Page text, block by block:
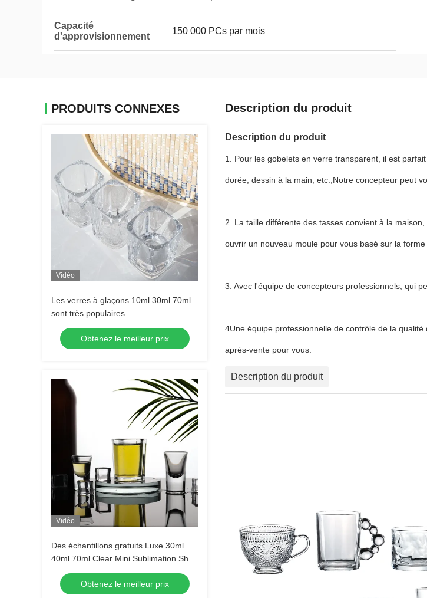
Capacité
d'approvisionnement
150 000 PCs par mois
PRODUITS CONNEXES
Vidéo
Les verres à glaçons 10ml 30ml 70ml
sont très populaires.
Obtenez le meilleur prix
Vidéo
Des échantillons gratuits Luxe 30ml
40ml 70ml Clear Mini Sublimation Shot
Glass Tequila Shot Glasses Espresso
Shot GlassObtenez le meilleur prix
Description du produit
Description du produit
1. Pour les gobelets en verre transparent, il est
dorée, dessin à la main, etc.,Notre concepteur peut
2. La taille différente des tasses convient à la
ouvrir un nouveau moule pour vous basé sur la
3. Avec l'équipe de concepteurs professionnels, qui
4Une équipe professionnelle de contrôle de la
après-vente pour vous.
Description du produit